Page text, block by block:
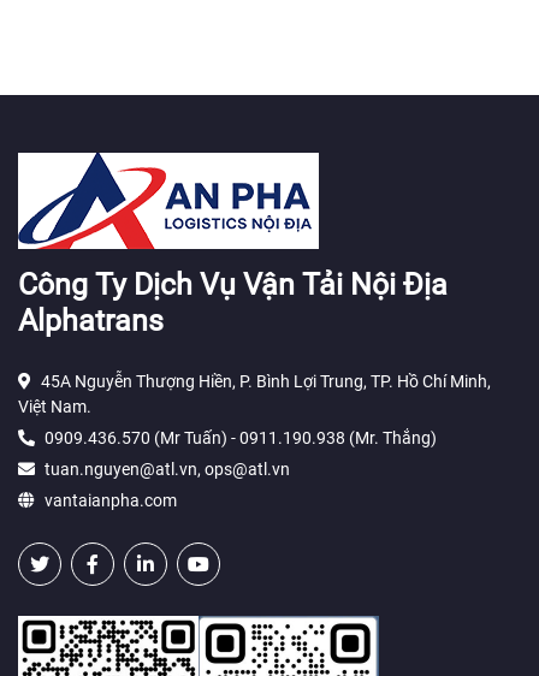
Công Ty Dịch Vụ Vận Tải Nội Địa
Alphatrans
45A Nguyễn Thượng Hiền, P. Bình Lợi Trung, TP. Hồ Chí Minh,
Việt Nam.
0909.436.570 (Mr Tuấn) - 0911.190.938 (Mr. Thắng)
tuan.nguyen@atl.vn, ops@atl.vn
vantaianpha.com